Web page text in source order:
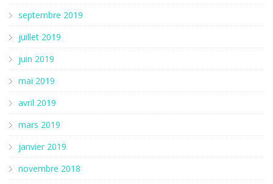
septembre 2019
juillet 2019
juin 2019
mai 2019
avril 2019
mars 2019
janvier 2019
novembre 2018